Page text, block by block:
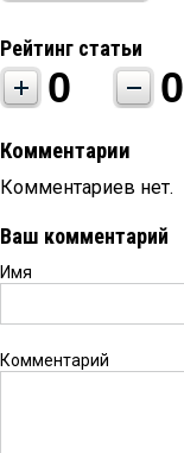
Рейтинг статьи
0 0
Комментарии
Комментариев нет.
Ваш комментарий
Имя
Комментарий